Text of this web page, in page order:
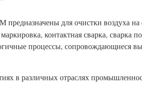
М предназначены для очистки воздуха
контактная сварка, сварка
процессы, сопровождающиеся
в различных отраслях